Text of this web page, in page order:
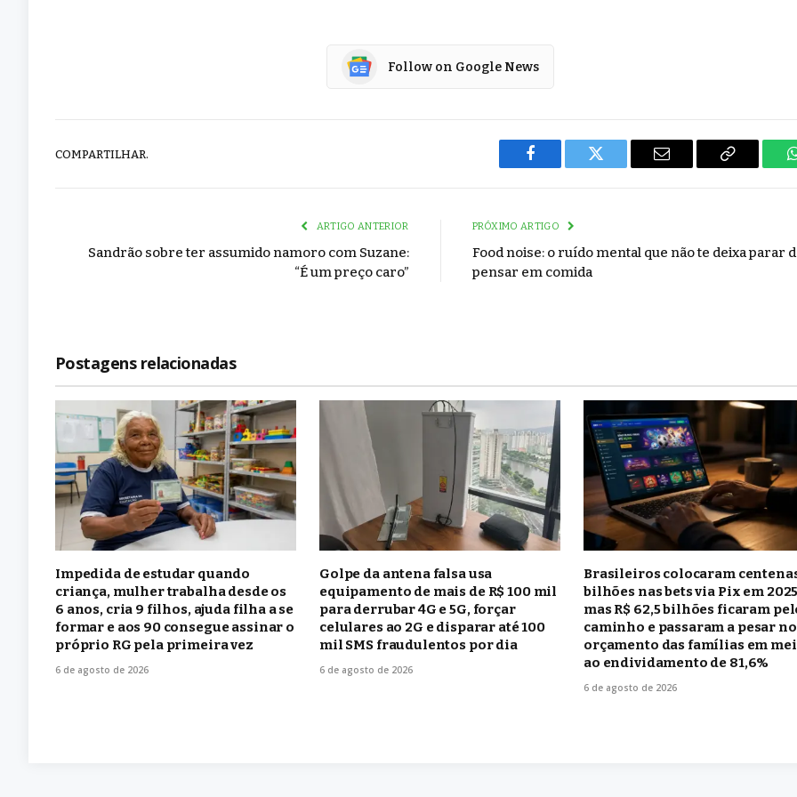
Follow on Google News
COMPARTILHAR.
Facebook Twitter Email
Copy
ARTIGO ANTERIOR
Sandrão sobre ter assumido namoro com Suzane:
“É um preço caro”
PRÓXIMO ARTIGO
Food noise: o ruído mental que não te deixa parar
pensar em comida
Postagens relacionadas
Impedida de estudar quando
criança, mulher trabalha desde os
6 anos, cria 9 filhos, ajuda filha a se
formar e aos 90 consegue assinar o
próprio RG pela primeira vez
6 de agosto de 2026
Golpe da antena falsa usa
equipamento de mais de R$ 100 mil
para derrubar 4G e 5G, forçar
celulares ao 2G e disparar até 100
mil SMS fraudulentos por dia
6 de agosto de 2026
Brasileiros colocaram
bilhões nas bets via Pix em
mas R$ 62,5 bilhões ficaram
caminho e passaram a pesar no
orçamento das famílias em
ao endividamento de 81,6%
6 de agosto de 2026